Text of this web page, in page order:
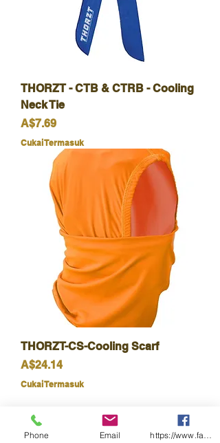
THORZT - CTB & CTRB - Cooling
Neck Tie
Harga
A$7.69
Cukai Termasuk
THORZT-CS-Cooling Scarf
Harga
A$24.14
Cukai Termasuk
Phone Email